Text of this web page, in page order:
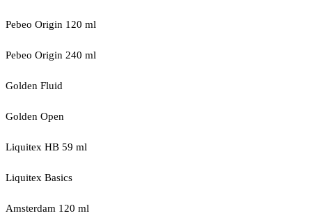
Pebeo Origin 120 ml
Pebeo Origin 240 ml
Golden Fluid
Golden Open
Liquitex HB 59 ml
Liquitex Basics
Amsterdam 120 ml